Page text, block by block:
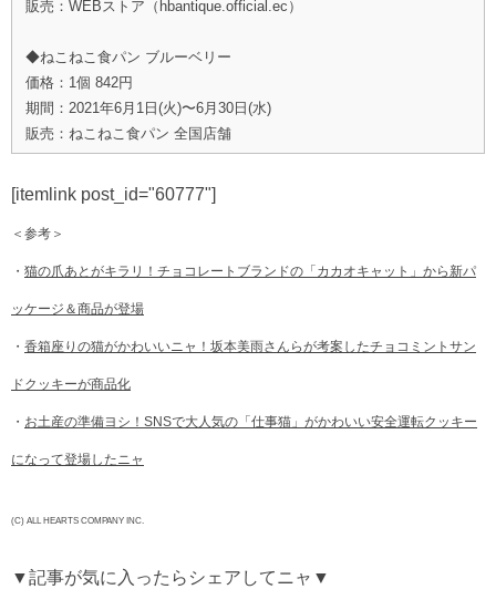
販売：WEBストア（hbantique.official.ec）
◆ねこねこ食パン ブルーベリー
価格：1個 842円
期間：2021年6月1日(火)〜6月30日(水)
販売：ねこねこ食パン 全国店舗
[itemlink post_id="60777"]
＜参考＞
・ 猫の爪あとがキラリ！チョコレートブランドの「カカオキャット」から新パ
ッケージ＆商品が登場
・ 香箱座りの猫がかわいいニャ！坂本美雨さんらが考案したチョコミントサン
ドクッキーが商品化
・ お土産の準備ヨシ！SNSで大人気の「仕事猫」がかわいい安全運転クッキー
になって登場したニャ
(C) ALL HEARTS COMPANY INC.
▼記事が気に入ったらシェアしてニャ▼